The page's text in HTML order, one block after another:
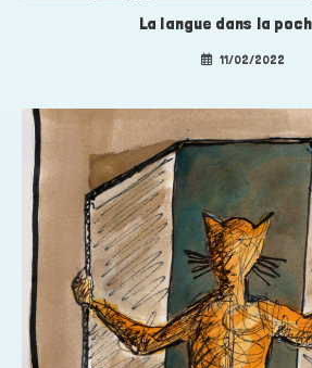
La langue dans la
11/02/2022